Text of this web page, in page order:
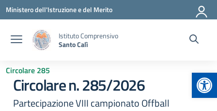
Vai ai contenuti
Vai al menu di navigazione
Vai al footer
Ministero dell'Istruzione e del Merito
Istituto Comprensivo
Santo Calì
Circolare 285
Circolare n. 285/2026
Partecipazione VIII campionato Offball